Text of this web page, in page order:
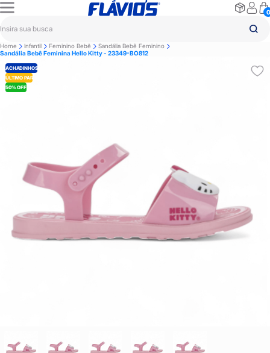
0
Home Infantil Feminino Bebê
Sandália Bebê Feminino
Sandália Bebê Feminina Hello Kitty - 23349-BO812
50% OFF
ÚLTIMO PAR
ACHADINHOS